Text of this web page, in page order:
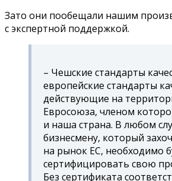
Зато они пообещали нашим
с экспертной поддержкой.
– Чешские стандарты
европейские стандарты
действующие на
Евросоюза, членом
и наша страна. В любом
бизнесмену, который
на рынок ЕС, необходимо
сертифицировать свою
Без сертификата